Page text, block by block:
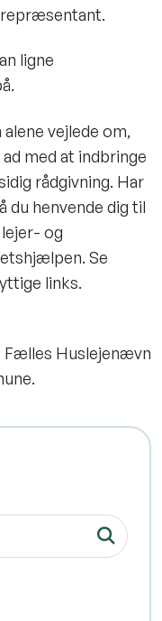
ligne
vejlede om,
med at indbringe
rådgivning. Har
du henvende dig til
og
Se
links.
Huslejenævn